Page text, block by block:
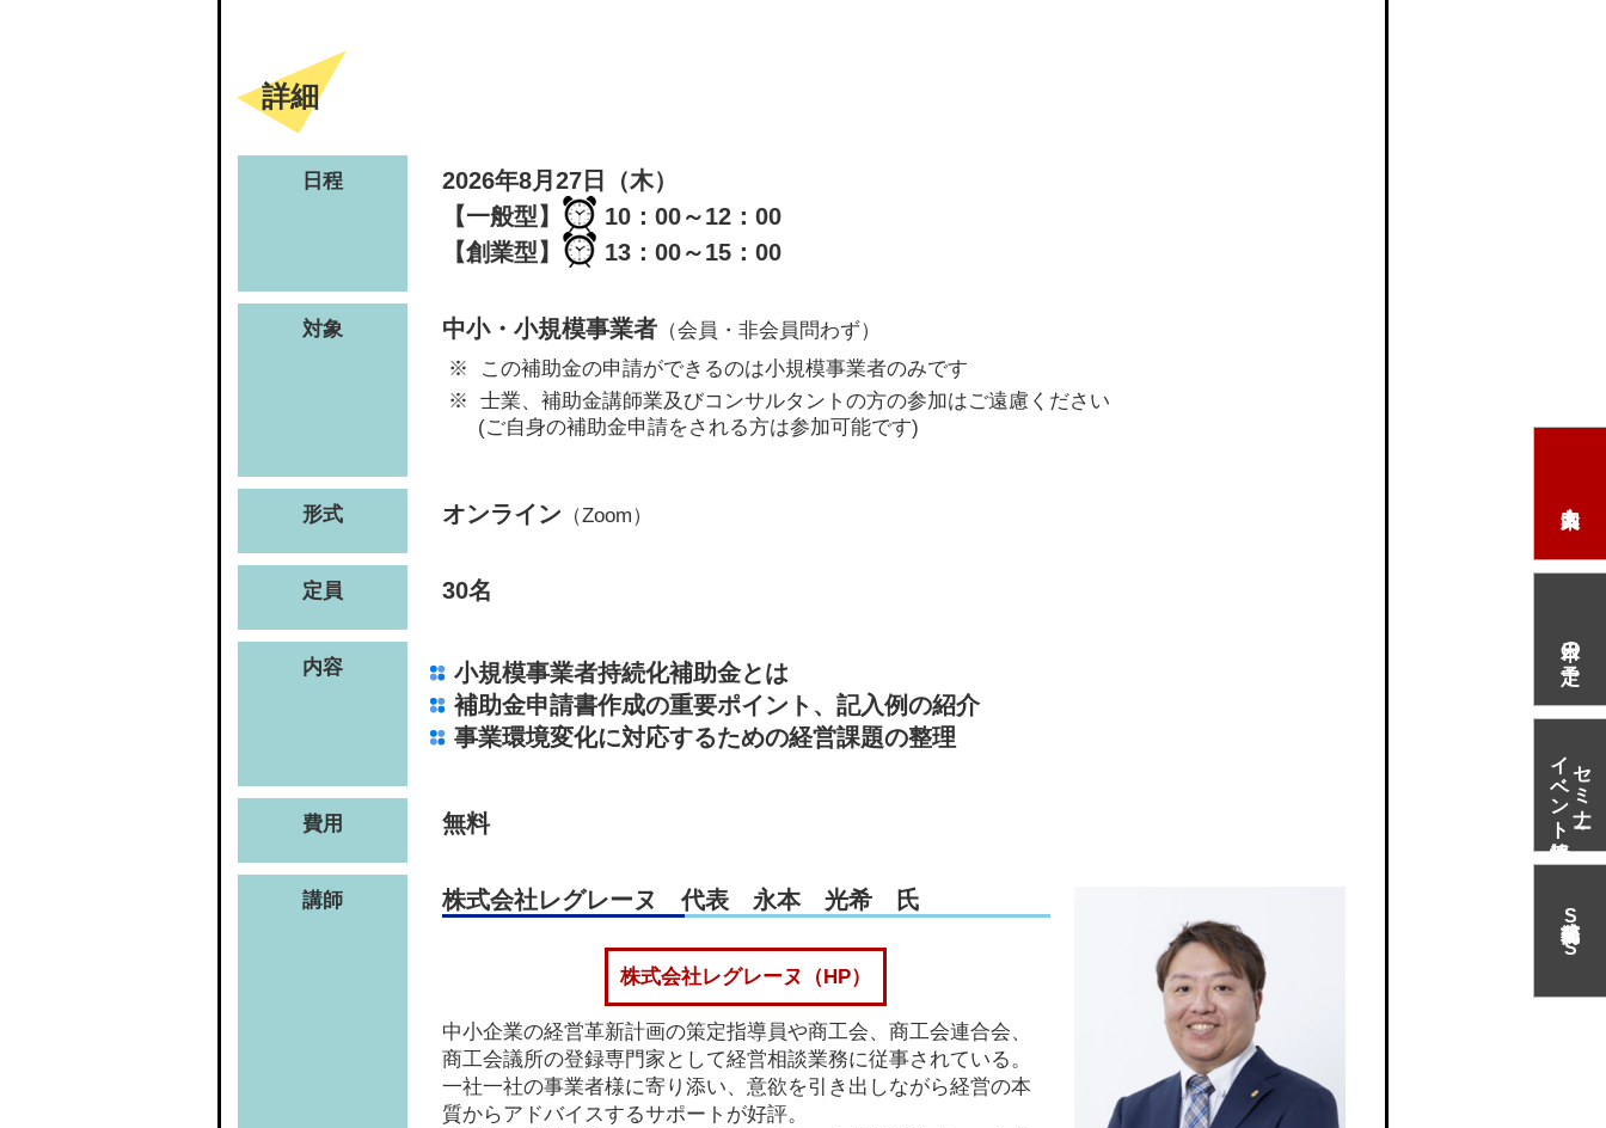
本日の予定
セミナー・
イベント情報
S
N
S
詳細
日程
2026年8月27日（木）
【一般型】
10：00～12：00
【創業型】
13：00～15：00
対象 中小・小規模事業者（会員・非会員問わず）
この補助金の申請ができるのは小規模事業者のみです
士業、補助金講師業及びコンサルタントの方の参加はご遠慮ください
(ご自身の補助金申請をされる方は参加可能です)
形式 オンライン （Zoom）
定員 30名
内容
小規模事業者持続化補助金とは
補助金申請書作成の重要ポイント、記入例の紹介
事業環境変化に対応するための経営課題の整理
費用 無料
講師 株式会社レグレーヌ 代表 永本 光希 ⽒
株式会社レグレーヌ（HP）
中小企業の経営革新計画の策定指導員や商工会、商工会連合会、
商工会議所の登録専門家として経営相談業務に従事されている。
一社一社の事業者様に寄り添い、意欲を引き出しながら経営の本
質からアドバイスするサポートが好評。